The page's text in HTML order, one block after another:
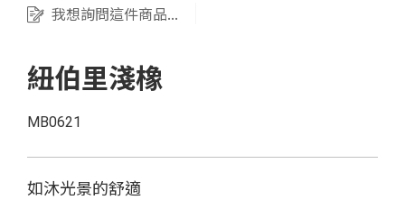
我想詢問這件商品...
紐伯里淺橡
MB0621
如沐光景的舒適